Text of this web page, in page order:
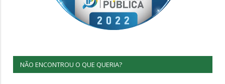
NÃO ENCONTROU O QUE QUERIA?